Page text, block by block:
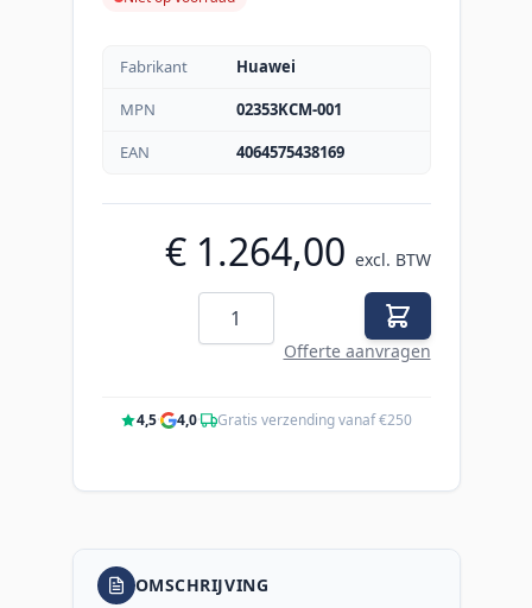
Fabrikant
Huawei
MPN
02353KCM-001
EAN
4064575438169
€ 1.264,00 excl. BTW
Aantal
Offerte aanvragen
4,5· 4,0· Gratis verzending vanaf €250
OMSCHRIJVING